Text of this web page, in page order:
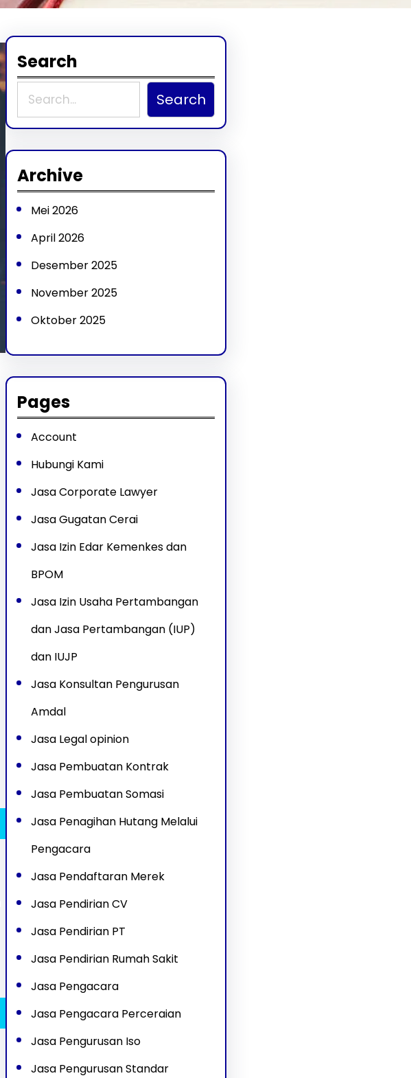
Search
e
r
c
h
Search
Archive
Mei 2026
April 2026
Desember 2025
November 2025
Oktober 2025
Pages
Account
Hubungi Kami
Jasa Corporate Lawyer
Jasa Gugatan Cerai
Jasa Izin Edar Kemenkes dan
BPOM
Jasa Izin Usaha Pertambangan
dan Jasa Pertambangan (IUP)
dan IUJP
Jasa Konsultan Pengurusan
Amdal
Jasa Legal opinion
Jasa Pembuatan Kontrak
Jasa Pembuatan Somasi
Jasa Penagihan Hutang Melalui
Pengacara
Jasa Pendaftaran Merek
Jasa Pendirian CV
Jasa Pendirian PT
Jasa Pendirian Rumah Sakit
Jasa Pengacara
Jasa Pengacara Perceraian
Jasa Pengurusan Iso
Jasa Pengurusan Standar